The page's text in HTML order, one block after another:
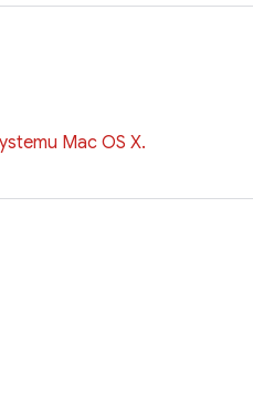
Mac OS X.